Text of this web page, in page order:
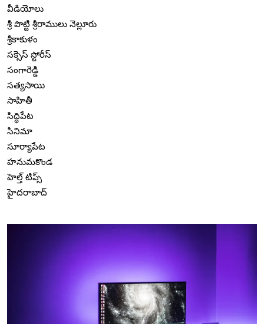
వీడియోలు
శ్రీ పొట్టి శ్రీరాములు నెల్లూరు
శ్రీకాకుళం
సక్సెస్ స్టోరీస్
సంగారెడ్డి
సత్యసాయి
సాహితీ
సిద్ధిపేట
సినిమా
సూర్యాపేట
హనుమకొండ
హెల్త్ టిప్స్
హైదరాబాద్